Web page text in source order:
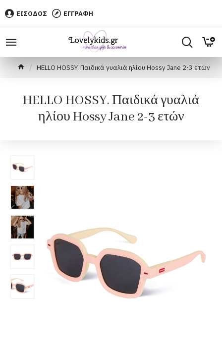
ΕΙΣΟΔΟΣ ΕΓΓΡΑΦΗ
HELLO HOSSY. Παιδικά γυαλιά ηλίου Hossy Jane 2-3 ετών
HELLO HOSSY. Παιδικά γυαλιά
ηλίου Hossy Jane 2-3 ετών